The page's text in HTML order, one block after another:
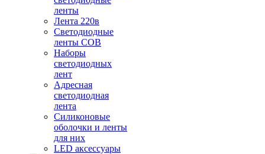
ленты
Лента 220в
Светодиодные
ленты COB
Наборы
светодиодных
лент
Адресная
светодиодная
лента
Силиконовые
оболочки и ленты
для них
LED аксессуары